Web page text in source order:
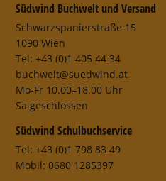
Südwind Buchwelt und Versand
Schwarzspanierstraße 15
1090 Wien
Tel: +43 (0)1 405 44 34
buchwelt@suedwind.at
Mo-Fr 10.00–18.00 Uhr
Sa geschlossen
Südwind Schulbuchservice
Tel: +43 (0)1 798 83 49
Mobil: 0680 1285397